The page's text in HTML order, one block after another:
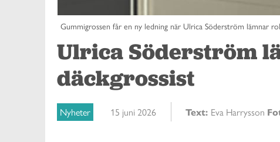
Gummigrossen får en ny ledning när Ulrica Söderström lämnar
Ulrica Söderström
däckgrossist
Nyheter 15 juni 2026 Text: Eva Harrysson